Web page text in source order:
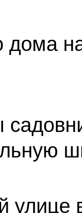
дома
улице